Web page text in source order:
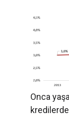
Onca